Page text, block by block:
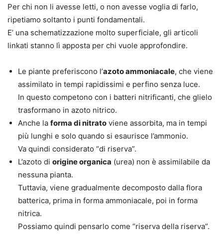
Per chi non li avesse letti, o non avesse voglia di farlo,
ripetiamo soltanto i punti fondamentali.
E’ una schematizzazione molto superficiale, gli articoli
linkati stanno lì apposta per chi vuole approfondire.
Le piante preferiscono l’azoto ammoniacale, che viene
assimilato in tempi rapidissimi e perfino senza luce.
In questo competono con i batteri nitrificanti, che glielo
trasformano in azoto nitrico.
Anche la forma di nitrato viene assorbita, ma in tempi
più lunghi e solo quando si esaurisce l’ammonio.
Va quindi considerato “di riserva”.
L’azoto di origine organica (urea) non è assimilabile da
nessuna pianta.
Tuttavia, viene gradualmente decomposto dalla flora
batterica, prima in forma ammoniacale, poi in forma
nitrica.
Possiamo quindi pensarlo come “riserva della riserva”.